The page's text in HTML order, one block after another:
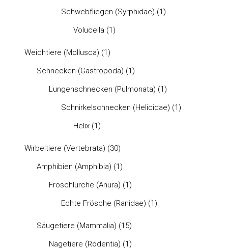
Schwebfliegen (Syrphidae) (1)
Volucella (1)
Weichtiere (Mollusca) (1)
Schnecken (Gastropoda) (1)
Lungenschnecken (Pulmonata) (1)
Schnirkelschnecken (Helicidae) (1)
Helix (1)
Wirbeltiere (Vertebrata) (30)
Amphibien (Amphibia) (1)
Froschlurche (Anura) (1)
Echte Frösche (Ranidae) (1)
Säugetiere (Mammalia) (15)
Nagetiere (Rodentia) (1)